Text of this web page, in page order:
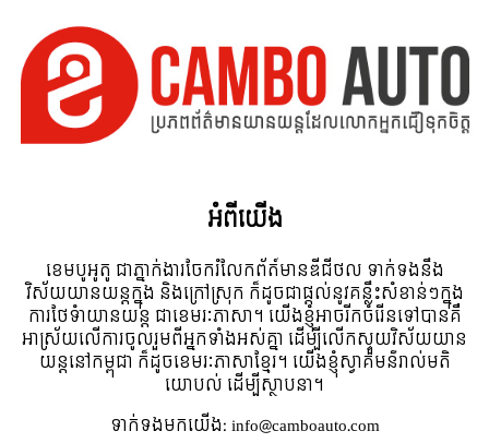
អំពី​យើង
ខេមបូអូតូ ជាភ្នាក់ងារចែករំលែកព័ត៍មានឌីជីថល ទាក់ទងនឹង
វិស័យយានយន្តក្នុង និងក្រៅស្រុក ក៏ដូចជាផ្តល់នូវគន្លឹះសំខាន់ៗក្នុង
ការថែទំាយានយន្ត ជាខេមរៈភាសា។ យើងខ្ញុំអាចរីកចំរើនទៅបានគឺ
អាស្រ័យលើការចូលរួមពីអ្នកទាំងអស់គ្នា ដើម្បីលើកស្ទួយវិស័យយាន
យន្តនៅកម្ពុជា ក៏ដូចខេមរៈភាសាខ្មែរ។ យើងខ្ញុំស្វាគមន៌រាល់មតិ
យោបល់ ដើម្បីស្ថាបនា។
ទាក់ទង​មក​យើង:info@camboauto.com